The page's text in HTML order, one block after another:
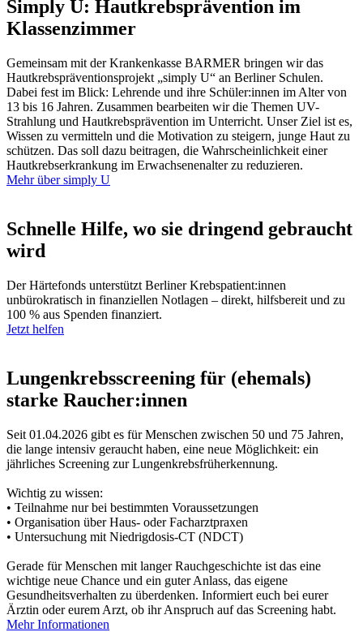
Simply U: Hautkrebsprävention im
Klassenzimmer
Gemeinsam mit der Krankenkasse BARMER bringen wir das
Hautkrebspräventionsprojekt „simply U“ an Berliner Schulen.
Dabei fest im Blick: Lehrende und ihre Schüler:innen im Alter von
13 bis 16 Jahren. Zusammen bearbeiten wir die Themen UV-
Strahlung und Hautkrebsprävention im Unterricht. Unser Ziel ist es,
Wissen zu vermitteln und die Motivation zu steigern, junge Haut zu
schützen. Das soll dazu beitragen, die Wahrscheinlichkeit einer
Hautkrebserkrankung im Erwachsenenalter zu reduzieren.
Mehr über simply U
Schnelle Hilfe, wo sie dringend gebraucht
wird
Der Härtefonds unterstützt Berliner Krebspatient:innen
unbürokratisch in finanziellen Notlagen – direkt, hilfsbereit und zu
100 % aus Spenden finanziert.
Jetzt helfen
Lungenkrebsscreening für (ehemals)
starke Raucher:innen
Seit 01.04.2026 gibt es für Menschen zwischen 50 und 75 Jahren,
die lange intensiv geraucht haben, eine neue Möglichkeit: ein
jährliches Screening zur Lungenkrebsfrüherkennung.
Wichtig zu wissen:
• Teilnahme nur bei bestimmten Voraussetzungen
• Organisation über Haus- oder Facharztpraxen
• Untersuchung mit Niedrigdosis-CT (NDCT)
Gerade für Menschen mit langer Rauchgeschichte ist das eine
wichtige neue Chance und ein guter Anlass, das eigene
Gesundheitsverhalten zu überdenken. Informiert euch bei eurer
Ärztin oder eurem Arzt, ob ihr Anspruch auf das Screening habt.
Mehr Informationen